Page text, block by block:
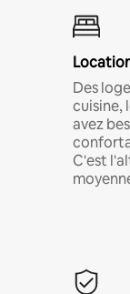
Des
cuisine,
avez
C'est